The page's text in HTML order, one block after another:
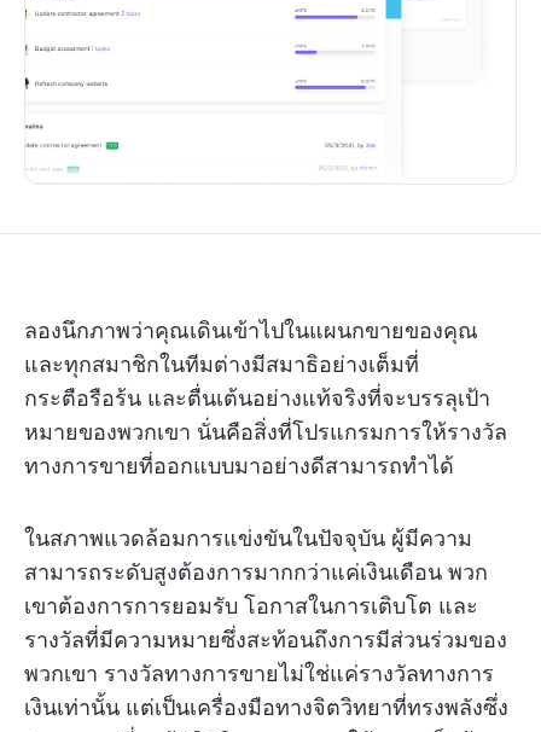
ลองนึกภาพว่าคุณเดินเข้าไปในแผนกขายของคุณ
และทุกสมาชิกในทีมต่างมีสมาธิอย่างเต็มที่
กระตือรือร้น และตื่นเต้นอย่างแท้จริงที่จะบรรลุเป้า
หมายของพวกเขา นั่นคือสิ่งที่โปรแกรมการให้รางวัล
ทางการขายที่ออกแบบมาอย่างดีสามารถทำได้
ในสภาพแวดล้อมการแข่งขันในปัจจุบัน ผู้มีความ
สามารถระดับสูงต้องการมากกว่าแค่เงินเดือน พวก
เขาต้องการการยอมรับ โอกาสในการเติบโต และ
รางวัลที่มีความหมายซึ่งสะท้อนถึงการมีส่วนร่วมของ
พวกเขา รางวัลทางการขายไม่ใช่แค่รางวัลทางการ
เงินเท่านั้น แต่เป็นเครื่องมือทางจิตวิทยาที่ทรงพลังซึ่ง